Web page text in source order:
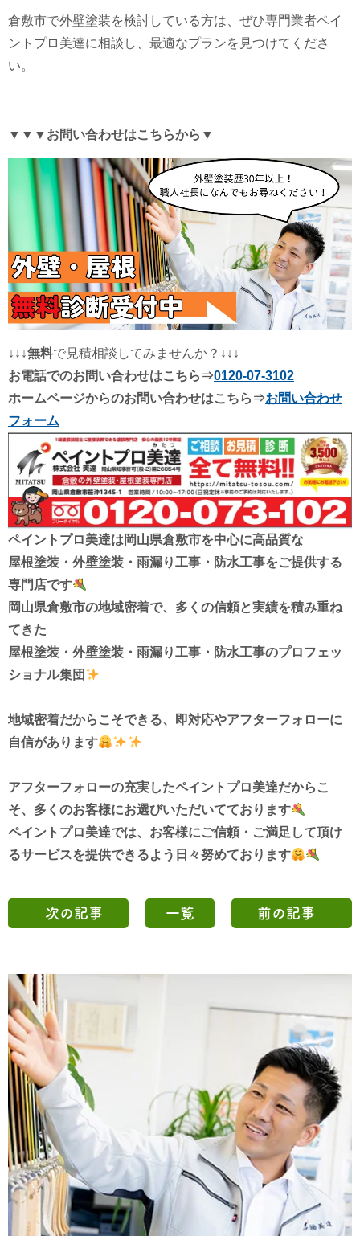
倉敷市で外壁塗装を検討している方は、ぜひ専門業者ペイ
ントプロ美達に相談し、最適なプランを見つけてくださ
い。
▼▼▼お問い合わせはこちらから▼
↓↓↓無料で見積相談してみませんか？↓↓↓
お電話でのお問い合わせはこちら⇒0120-07-3102
ホームページからのお問い合わせはこちら⇒お問い合わせ
フォーム
ペイントプロ美達は 岡山県倉敷市を中心に高品質な
屋根塗装・外壁塗装・雨漏り工事・防水工事をご提供する
専門店です
岡山県倉敷市の地域密着で、多くの信頼と実績を積み重ね
てきた
屋根塗装・外壁塗装・雨漏り工事・防水工事のプロフェッ
ショナル集団
地域密着だからこそできる、
即対応やアフターフォローに
自信があります
アフターフォローの充実したペイントプロ美達だからこ
そ、 多くのお客様にお選びいただいてております
ペイントプロ美達では、お客様にご信頼・ご満足して頂け
るサービスを提供できるよう 日々努めております
次の記事 一覧 前の記事